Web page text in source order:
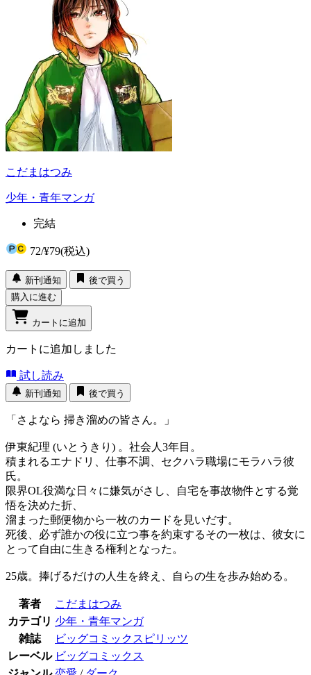
こだまはつみ
少年・青年マンガ
完結
72/¥79(税込)
新刊通知
後で買う
購入に進む
カートに追加
カートに追加しました
試し読み
新刊通知 後で買う
「さよなら 掃き溜めの皆さん。」
伊東紀理 (いとうきり) 。社会人3年目。
積まれるエナドリ、仕事不調、セクハラ職場にモラハラ彼
氏。
限界OL役満な日々に嫌気がさし、自宅を事故物件とする覚
悟を決めた折、
溜まった郵便物から一枚のカードを見いだす。
死後、必ず誰かの役に立つ事を約束するその一枚は、彼女に
とって自由に生きる権利となった。
25歳。捧げるだけの人生を終え、自らの生を歩み始める。
著者
こだまはつみ
カテゴリ 少年・青年マンガ
雑誌
ビッグコミックスピリッツ
レーベル ビッグコミックス